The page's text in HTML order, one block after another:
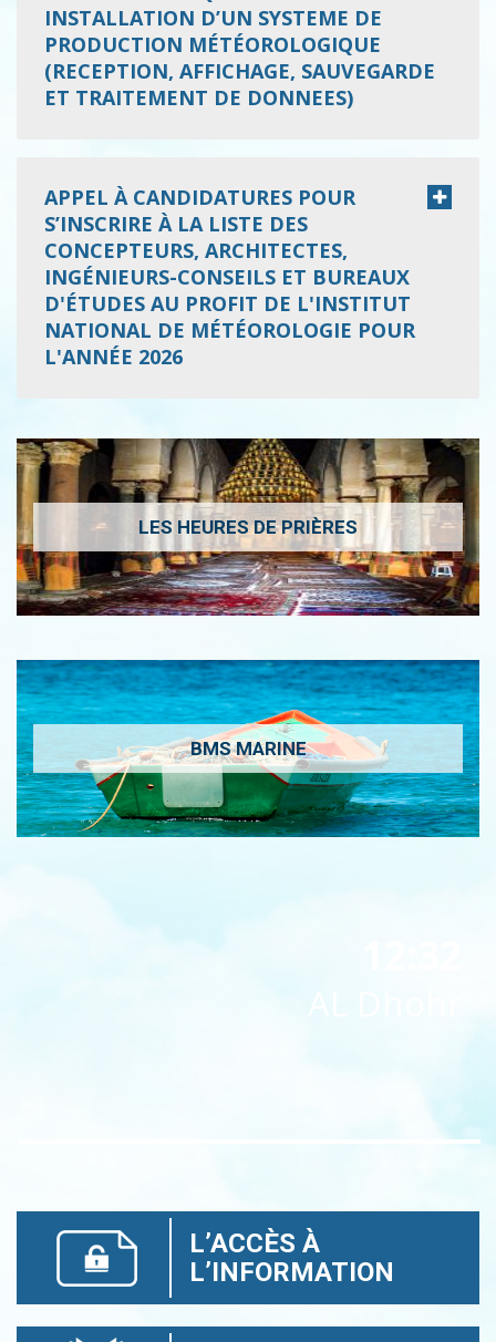
INSTALLATION D’UN SYSTEME DE
PRODUCTION MÉTÉOROLOGIQUE
(RECEPTION, AFFICHAGE, SAUVEGARDE
ET TRAITEMENT DE DONNEES)
APPEL À CANDIDATURES POUR
S’INSCRIRE À LA LISTE DES
CONCEPTEURS, ARCHITECTES,
INGÉNIEURS-CONSEILS ET BUREAUX
D'ÉTUDES AU PROFIT DE L'INSTITUT
NATIONAL DE MÉTÉOROLOGIE POUR
L'ANNÉE 2026
LES HEURES DE PRIÈRES
BMS MARINE
L’ACCÈS À
L’INFORMATION